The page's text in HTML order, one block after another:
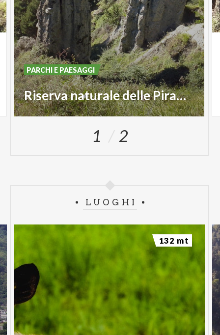
Riserva naturale delle Piramidi di Postalesio
PARCHI E PAESAGGI
1 2
LUOGHI
132 mt